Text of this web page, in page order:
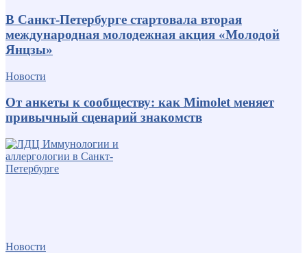
В Санкт-Петербурге стартовала вторая
международная молодежная акция «Молодой
Янцзы»
Новости
От анкеты к сообществу: как Mimolet меняет
привычный сценарий знакомств
Новости